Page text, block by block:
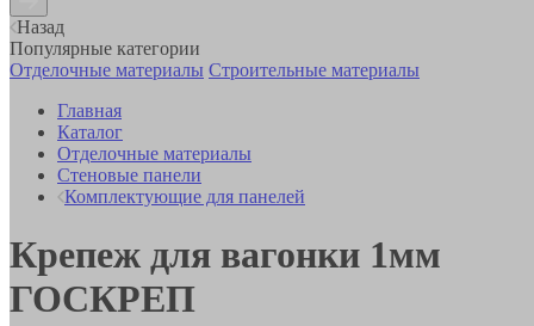
Назад
Популярные категории
Отделочные материалы Строительные материалы
Главная
Каталог
Отделочные материалы
Стеновые панели
Комплектующие для панелей
Крепеж для вагонки 1мм
ГОСКРЕП